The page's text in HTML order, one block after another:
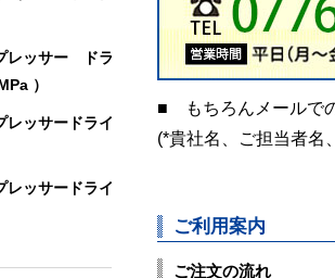
■ もちろんメールで
(*貴社名、ご担当者名
ご利用案内
ご注文の流れ
レッサー ドラ
）
レッサードライ
レッサードライ